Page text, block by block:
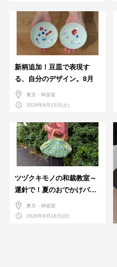
新柄追加！豆皿で表現す
る、自分のデザイン。8月
東京・神楽坂
2026年8月15日(土)
ツヅクキモノの和裁教室～
運針で！夏のおでかけバン
ダナバッグづくり～
東京・神楽坂
2026年8月16日(日)